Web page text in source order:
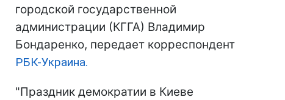
городской государственной
администрации (КГГА) Владимир
Бондаренко, передает корреспондент
РБК-Украина.
"Праздник демократии в Киеве